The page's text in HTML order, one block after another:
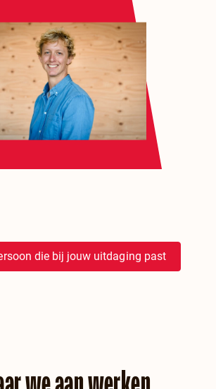
die bij jouw uitdaging past